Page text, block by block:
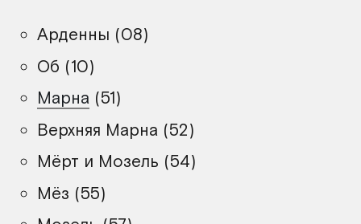
Арденны (08)
Об (10)
Марна (51)
Верхняя Марна (52)
Мёрт и Мозель (54)
Мёз (55)